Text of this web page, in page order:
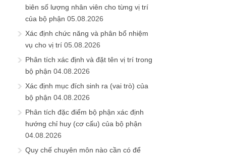
biên số lượng nhân viên cho từng vị trí
của bộ phận 05.08.2026
Xác định chức năng và phân bổ nhiệm
vụ cho vị trí 05.08.2026
Phân tích xác định và đặt tên vị trí trong
bộ phận 04.08.2026
Xác định mục đích sinh ra (vai trò) của
bộ phận 04.08.2026
Phân tích đặc điểm bộ phận xác định
hướng chỉ huy (cơ cấu) của bộ phận
04.08.2026
Quy chế chuyên môn nào cần có để